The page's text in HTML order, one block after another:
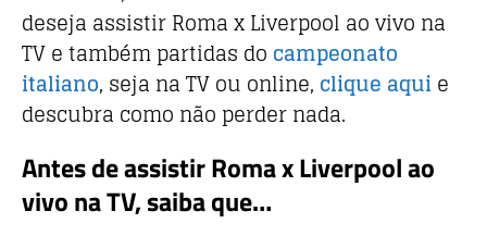
deseja assistir Roma x Liverpool ao vivo na
TV e também partidas do campeonato
italiano, seja na TV ou online, clique aqui e
descubra como não perder nada.
Antes de assistir Roma x Liverpool ao
vivo na TV, saiba que…